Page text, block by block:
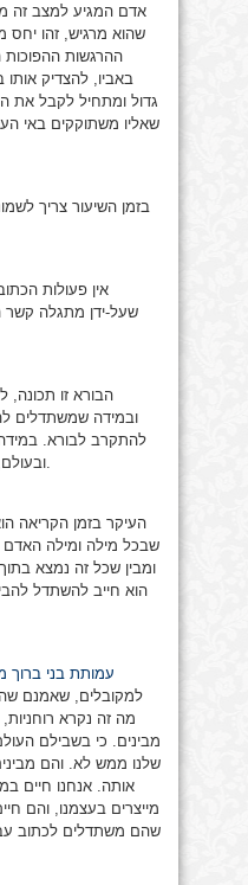
אדם המגיע למצב זה
שהוא מרגיש, זהו יחס
ההרגשות ההפוכות
באביו, להצדיק
גדול ומתחיל לקבל את
שאליו משתוקקים באי
בזמן השיעור צריך
אין פעולות
שעל-ידן מתגלה קשר
הבורא זו
ובמידה שמשתדלים
להתקרב לבורא.
העיקר בזמן הקריאה
שבכל מילה ומילה האדם
ומבין שכל זה נמצא
הוא חייב להשתדל
עמותת בני ברוך
למקובלים, שאמנם
מה זה נקרא
מבינים. כי בשבילם
שלנו ממש לא. והם
אותה. אנחנו חיים
מייצרים בעצמנו, והם
שהם משתדלים לכתוב